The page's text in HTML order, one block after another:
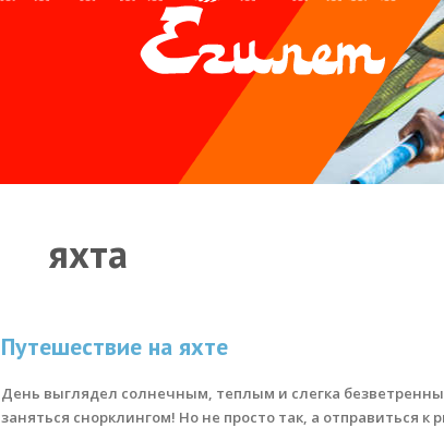
яхта
Путешествие на яхте
День выглядел солнечным, теплым и слегка
заняться снорклингом! Но не просто так, а отправиться к